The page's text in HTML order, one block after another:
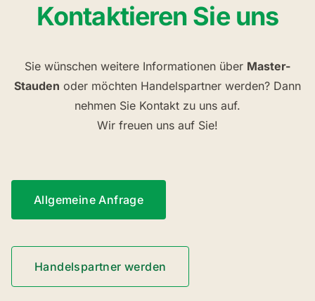
Kontaktieren Sie uns
Sie wünschen weitere Informationen über Master-
Stauden oder möchten Handelspartner werden? Dann
nehmen Sie Kontakt zu uns auf.
Wir freuen uns auf Sie!
Allgemeine Anfrage
Handelspartner werden